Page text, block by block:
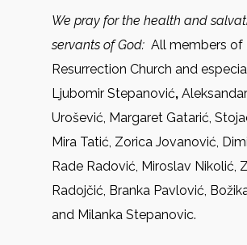
We pray for the health and
servants of God: All members of
Resurrection Church and
Ljubomir Stepanović,
Urošević, Margaret Gatarić,
Mira Tatić, Zorica Jovanović,
Rade Radović, Miroslav Nikolić,
Radojčić, Branka Pavlović,
and Milanka Stepanovic.